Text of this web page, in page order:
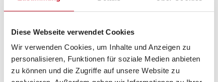
Diese Webseite verwendet Cookies
Wir verwenden Cookies, um Inhalte und Anzeigen zu
personalisieren, Funktionen für soziale Medien anbieten
zu können und die Zugriffe auf unsere Website zu
2-Flammkocher
Kompressor-Kühlschrank
Kühlschrank mit Frostfach